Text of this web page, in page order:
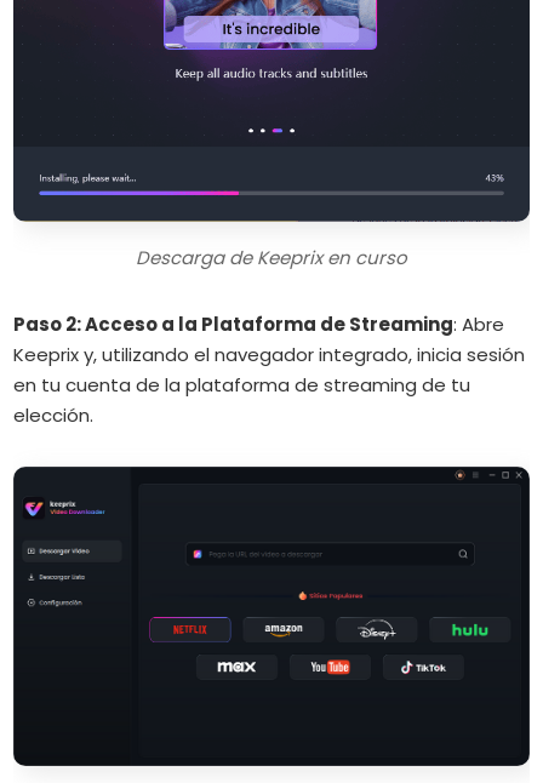
Descarga de Keeprix en curso
Paso 2: Acceso a la Plataforma de Streaming:Abre
Keeprix y, utilizando el navegador integrado, inicia sesión
en tu cuenta de la plataforma de streaming de tu
elección.